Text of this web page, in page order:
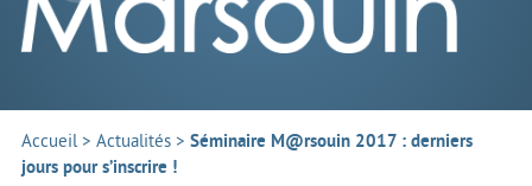
Accueil> Actualités > Séminaire M@rsouin 2017 : derniers
jours pour s’inscrire !